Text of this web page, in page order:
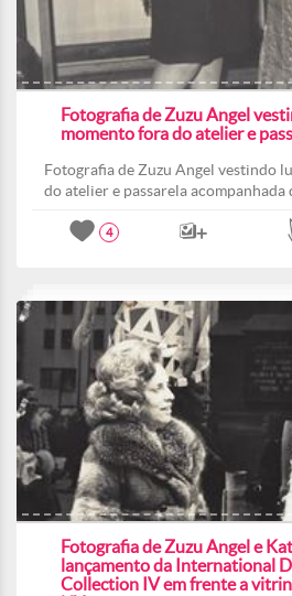
Fotografia de Zuzu Angel
momento fora do atelier e
Fotografia de Zuzu Angel vestindo
do atelier e passarela acompanhada
4
Fotografia de Zuzu Angel e
lançamento da International
Collection IV em frente a